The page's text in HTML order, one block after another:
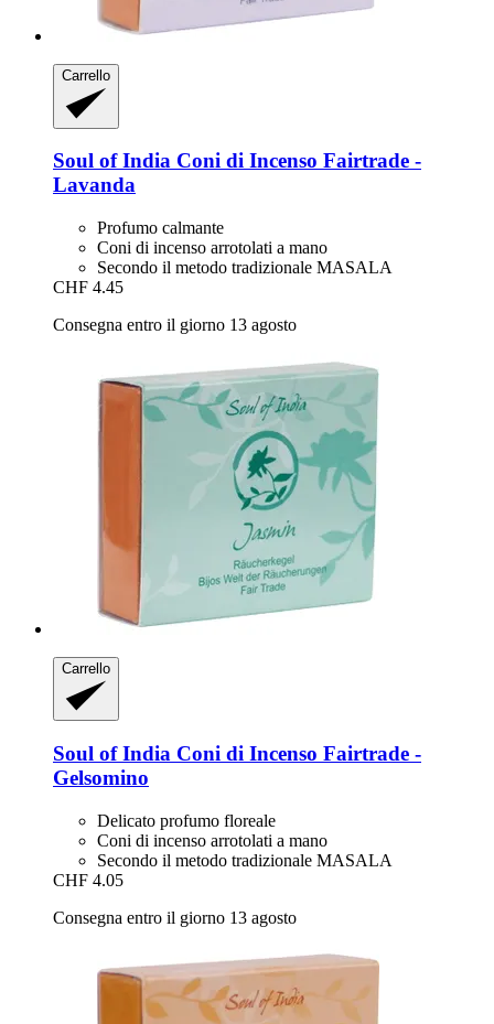
Carrello
Soul of India Coni di Incenso Fairtrade -​
Lavanda
Profumo calmante
Coni di incenso arrotolati a mano
Secondo il metodo tradizionale MASALA
CHF 4.45
Consegna entro il giorno 13 agosto
Carrello
Soul of India Coni di Incenso Fairtrade -​
Gelsomino
Delicato profumo floreale
Coni di incenso arrotolati a mano
Secondo il metodo tradizionale MASALA
CHF 4.05
Consegna entro il giorno 13 agosto